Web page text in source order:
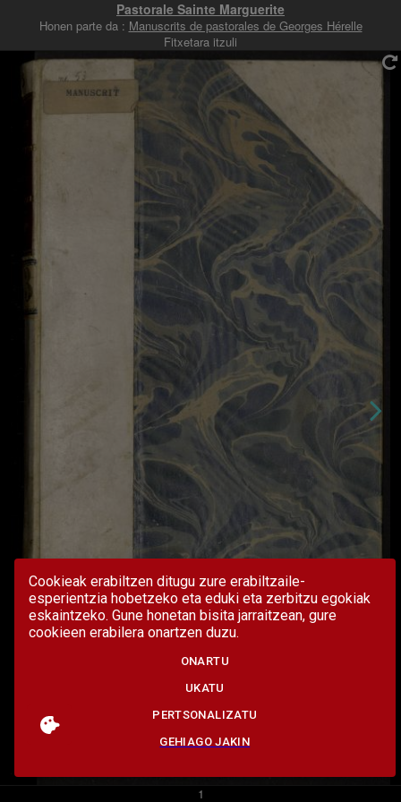
Cookieak erabiltzen ditugu zure erabiltzaile-
esperientzia hobetzeko eta eduki eta zerbitzu egokiak
eskaintzeko. Gune honetan bisita jarraitzean, gure
cookieen erabilera onartzen duzu.
ONARTU
UKATU
PERTSONALIZATU
GEHIAGO JAKIN